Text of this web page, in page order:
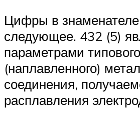
Цифры в
следующее. 432 (5)
параметрами
(наплавленного)
соединения,
расплавления